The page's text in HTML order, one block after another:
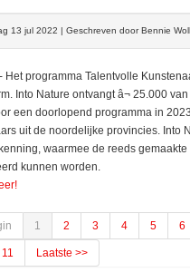
13 jul 2022 | Geschreven door Bennie
Het programma Talentvolle
Into Nature ontvangt â¬ 25.000
een doorlopend programma in
uit de noordelijke provincies. Into
waarmee de reeds gemaakte
kunnen worden.
1 2 3 4 5 6
11 Laatste >>